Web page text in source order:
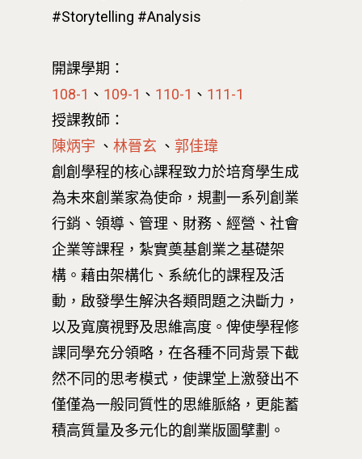
#Storytelling #Analysis
開課學期：
108-1 、 109-1 、 110-1 、 111-1
授課教師：
陳炳宇 、 林晉玄 、 郭佳瑋
創創學程的核心課程致力於培育學生成
為未來創業家為使命，規劃一系列創業
行銷、領導、管理、財務、經營、社會
企業等課程，紮實奠基創業之基礎架
構。藉由架構化、系統化的課程及活
動，啟發學生解決各類問題之決斷力，
以及寬廣視野及思維高度。俾使學程修
課同學充分領略，在各種不同背景下截
然不同的思考模式，使課堂上激發出不
僅僅為一般同質性的思維脈絡，更能蓄
積高質量及多元化的創業版圖擘劃。